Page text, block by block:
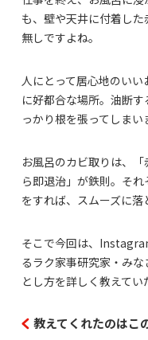
も、壁や天井に付着し
無しですよね。
人にとって居心地のい
に好都合な場所。油断
っかり根を張ってしまい
お風呂のカビ取りは、
ら即退治」が鉄則。そ
をすれば、スムーズに落
そこで今回は、
るラク家事研究家・み
とし方を詳しく教えてい
教えてくれたのはこ